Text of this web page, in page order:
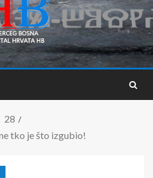
28
tko je što izgubio!